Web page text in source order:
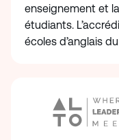
enseignement et
étudiants.
écoles d’anglais